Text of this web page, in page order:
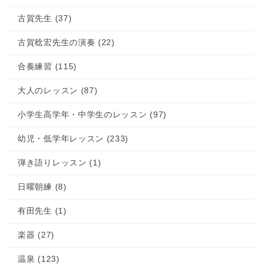
古賀先生 (37)
古賀稔宏先生の演奏 (22)
合奏練習 (115)
大人のレッスン (87)
小学生高学年・中学生のレッスン (97)
幼児・低学年レッスン (233)
弾き語りレッスン (1)
日曜朝練 (8)
有田先生 (1)
楽器 (27)
温泉 (123)